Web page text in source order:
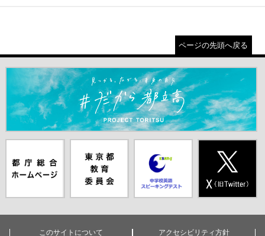
ページの先頭へ戻る
＃だから都立高（別ウインドウが開きます）
ムページ（別
ウインドウが
員会（別ウイ
ンドウが開き
ピーキングテ
スト（別ウイ
ンドウが開き
（別ウインド
ウが開きま
す）
このサイトについて アクセシビリティ方針